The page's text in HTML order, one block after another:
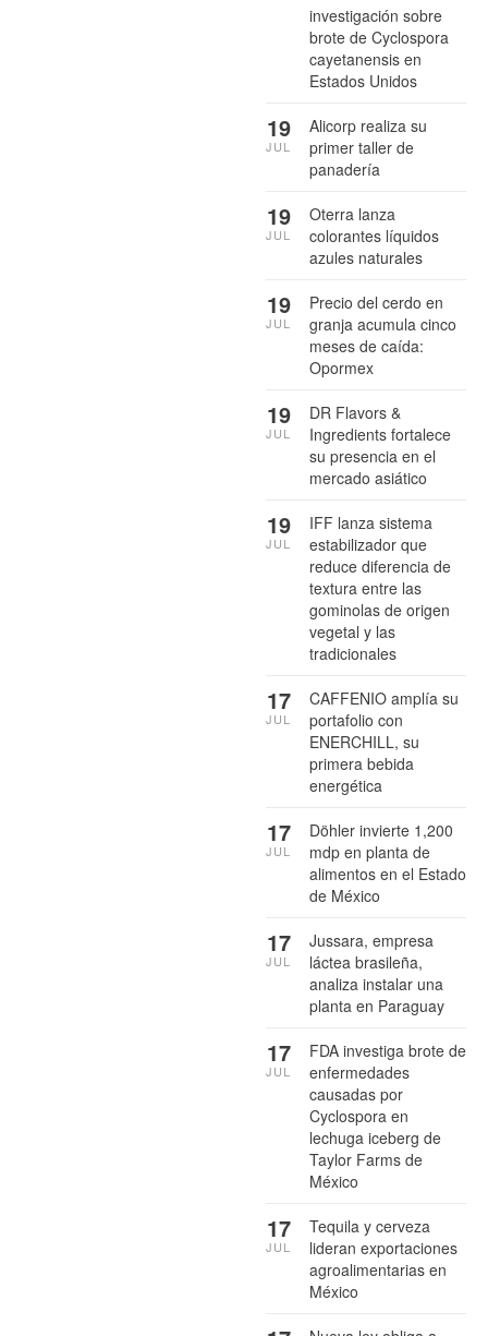
investigación sobre
brote de Cyclospora
cayetanensis en
Estados Unidos
Alicorp realiza su
primer taller de
panadería
19
JUL
Oterra lanza
colorantes líquidos
azules naturales
19
JUL
Precio del cerdo en
granja acumula cinco
meses de caída:
Opormex
19
JUL
DR Flavors &
Ingredients fortalece
su presencia en el
mercado asiático
19
JUL
IFF lanza sistema
estabilizador que
reduce diferencia de
textura entre las
gominolas de origen
vegetal y las
tradicionales
19
JUL
CAFFENIO amplía su
portafolio con
ENERCHILL, su
primera bebida
energética
17
JUL
Döhler invierte 1,200
mdp en planta de
alimentos en el Estado
de México
17
JUL
Jussara, empresa
láctea brasileña,
analiza instalar una
planta en Paraguay
17
JUL
FDA investiga brote de
enfermedades
causadas por
Cyclospora en
lechuga iceberg de
Taylor Farms de
México
17
JUL
Tequila y cerveza
lideran exportaciones
agroalimentarias en
México
17
JUL